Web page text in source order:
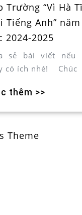
Trường “Vì Hà
Tiếng Anh” năm
2024-2025
sẻ bài viết nếu
có ích nhé! Chúc
thêm >>
Theme